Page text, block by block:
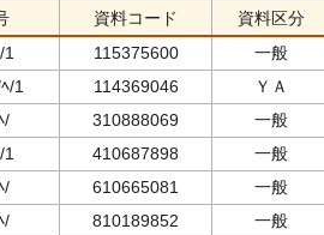
資料コード 資料区分
115375600
一般
/1 114369046 ＹＡ
/ 310888069
一般
410687898 一般
/ 610665081
一般
/ 810189852 一般